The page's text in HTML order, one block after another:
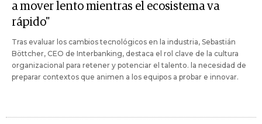
a mover lento mientras el ecosistema va
rápido"
Tras evaluar los cambios tecnológicos en la industria, Sebastián
Böttcher, CEO de Interbanking, destaca el rol clave de la cultura
organizacional para retener y potenciar el talento. la necesidad de
preparar contextos que animen a los equipos a probar e innovar.